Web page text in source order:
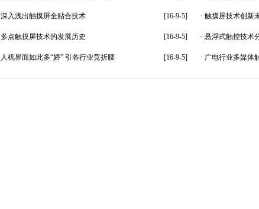
深入浅出触摸屏全贴合技术 [16-9-5]
多点触摸屏技术的发展历史 [16-9-5]
人机界面如此多“娇” 引各行业竞折腰 [16-9-5]
· 触摸屏技术创新
· 悬浮式触控技术
· 广电行业多媒体